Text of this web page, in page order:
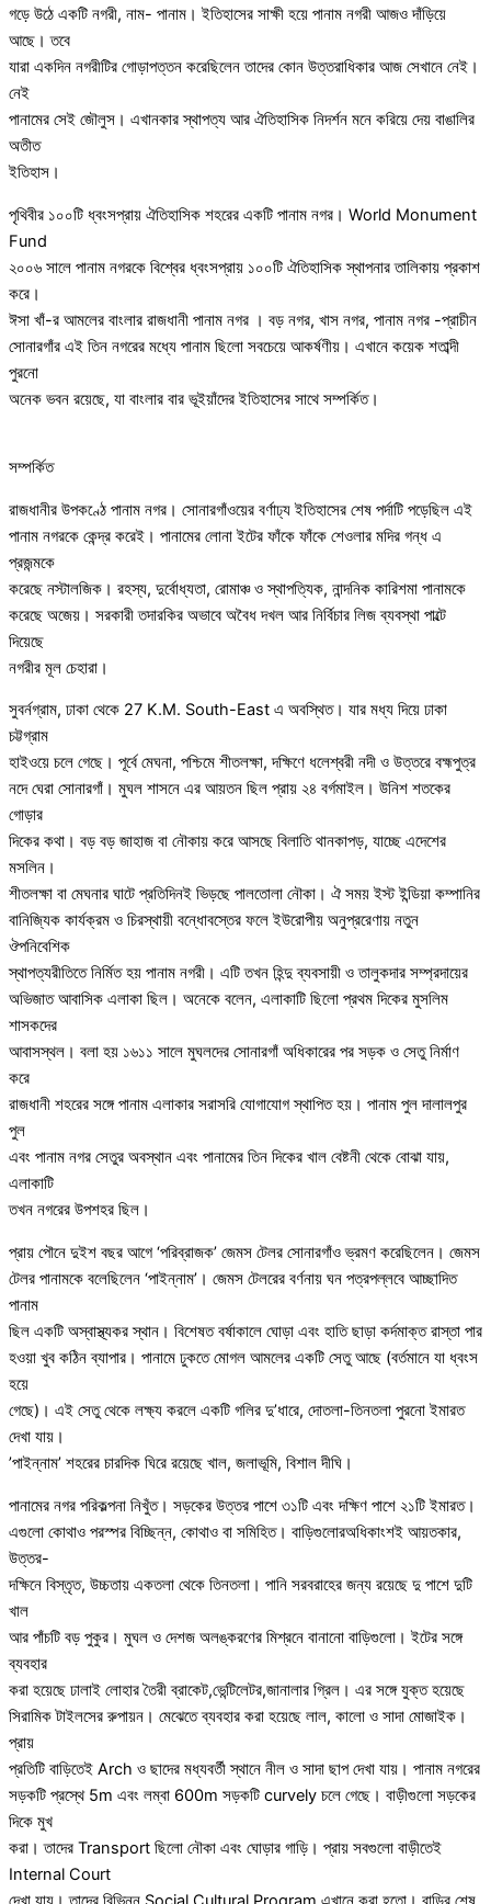
গড়ে উঠে একটি নগরী, নাম- পানাম। ইতিহাসের সাক্ষী হয়ে পানাম নগরী আজও দাঁড়িয়ে
আছে। তবে
যারা একদিন নগরীটির গোড়াপত্তন করেছিলেন তাদের কোন উত্তরাধিকার আজ সেখানে নেই।
নেই
পানামের সেই জৌলুস। এখানকার স্থাপত্য আর ঐতিহাসিক নিদর্শন মনে করিয়ে দেয় বাঙালির
অতীত
ইতিহাস।
পৃথিবীর ১০০টি ধ্বংসপ্রায় ঐতিহাসিক শহরের একটি পানাম নগর। World Monument
Fund
২০০৬ সালে পানাম নগরকে বিশ্বের ধ্বংসপ্রায় ১০০টি ঐতিহাসিক স্থাপনার তালিকায় প্রকাশ
করে।
ঈসা খাঁ-র আমলের বাংলার রাজধানী পানাম নগর । বড় নগর, খাস নগর, পানাম নগর -প্রাচীন
সোনারগাঁর এই তিন নগরের মধ্যে পানাম ছিলো সবচেয়ে আকর্ষণীয়। এখানে কয়েক শতাব্দী
পুরনো
অনেক ভবন রয়েছে, যা বাংলার বার ভূইয়াঁদের ইতিহাসের সাথে সম্পর্কিত।
সম্পর্কিত
রাজধানীর উপকণ্ঠে পানাম নগর। সোনারগাঁওয়ের বর্ণাঢ্য ইতিহাসের শেষ পর্দাটি পড়েছিল এই
পানাম নগরকে কেন্দ্র করেই। পানামের লোনা ইটের ফাঁকে ফাঁকে শেওলার মদির গন্ধ এ
প্রজন্মকে
করেছে নস্টালজিক। রহস্য, দুর্বোধ্যতা, রোমাঞ্চ ও স্থাপত্যিক, নান্দনিক কারিশমা পানামকে
করেছে অজেয়। সরকারী তদারকির অভাবে অবৈধ দখল আর নির্বিচার লিজ ব্যবস্থা পাল্টে
দিয়েছে
নগরীর মূল চেহারা।
সুবর্নগ্রাম, ঢাকা থেকে 27 K.M. South-East এ অবস্থিত। যার মধ্য দিয়ে ঢাকা
চট্টগ্রাম
হাইওয়ে চলে গেছে। পূর্বে মেঘনা, পশ্চিমে শীতলক্ষা, দক্ষিণে ধলেশ্বরী নদী ও উত্তরে বহ্মপুত্র
নদে ঘেরা সোনারগাঁ। মুঘল শাসনে এর আয়তন ছিল প্রায় ২৪ বর্গমাইল। উনিশ শতকের
গোড়ার
দিকের কথা। বড় বড় জাহাজ বা নৌকায় করে আসছে বিলাতি থানকাপড়, যাচ্ছে এদেশের
মসলিন।
শীতলক্ষা বা মেঘনার ঘাটে প্রতিদিনই ভিড়ছে পালতোলা নৌকা। ঐ সময় ইস্ট ইন্ডিয়া কম্পানির
বানিজ্যিক কার্যক্রম ও চিরস্থায়ী বন্ধোবস্তের ফলে ইউরোপীয় অনুপ্ররেণায় নতুন
ঔপনিবেশিক
স্থাপত্যরীতিতে নির্মিত হয় পানাম নগরী। এটি তখন হিন্দু ব্যবসায়ী ও তালুকদার সম্প্রদায়ের
অভিজাত আবাসিক এলাকা ছিল। অনেকে বলেন, এলাকাটি ছিলো প্রথম দিকের মুসলিম
শাসকদের
আবাসস্থল। বলা হয় ১৬১১ সালে মুঘলদের সোনারগাঁ অধিকারের পর সড়ক ও সেতু নির্মাণ
করে
রাজধানী শহরের সঙ্গে পানাম এলাকার সরাসরি যোগাযোগ স্থাপিত হয়। পানাম পুল দালালপুর
পুল
এবং পানাম নগর সেতুর অবস্থান এবং পানামের তিন দিকের খাল বেষ্টনী থেকে বোঝা যায়,
এলাকাটি
তখন নগরের উপশহর ছিল।
প্রায় পৌনে দুইশ বছর আগে ‘পরিব্রাজক’ জেমস টেলর সোনারগাঁও ভ্রমণ করেছিলেন। জেমস
টেলর পানামকে বলেছিলেন ‘পাইন্নাম’। জেমস টেলরের বর্ণনায় ঘন পত্রপল্লবে আচ্ছাদিত
পানাম
ছিল একটি অস্বাস্থ্যকর স্থান। বিশেষত বর্ষাকালে ঘোড়া এবং হাতি ছাড়া কর্দমাক্ত রাস্তা পার
হওয়া খুব কঠিন ব্যাপার। পানামে ঢুকতে মোগল আমলের একটি সেতু আছে (বর্তমানে যা ধ্বংস
হয়ে
গেছে)। এই সেতু থেকে লক্ষ্য করলে একটি গলির দু’ধারে, দোতলা-তিনতলা পুরনো ইমারত
দেখা যায়।
’পাইন্নাম’ শহরের চারদিক ঘিরে রয়েছে খাল, জলাভূমি, বিশাল দীঘি।
পানামের নগর পরিকল্পনা নিখুঁত। সড়কের উত্তর পাশে ৩১টি এবং দক্ষিণ পাশে ২১টি ইমারত।
এগুলো কোথাও পরস্পর বিচ্ছিন্ন, কোথাও বা সমিহিত। বাড়িগুলোরঅধিকাংশই আয়তকার,
উত্তর-
দক্ষিনে বিস্তৃত, উচ্চতায় একতলা থেকে তিনতলা। পানি সরবরাহের জন্য রয়েছে দু পাশে দুটি
খাল
আর পাঁচটি বড় পুকুর। মুঘল ও দেশজ অলঙ্করণের মিশ্রনে বানানো বাড়িগুলো। ইটের সঙ্গে
ব্যবহার
করা হয়েছে ঢালাই লোহার তৈরী ব্রাকেট,ভেন্টিলেটর,জানালার গ্রিল। এর সঙ্গে যুক্ত হয়েছে
সিরামিক টাইলসের রুপায়ন। মেঝেতে ব্যবহার করা হয়েছে লাল, কালো ও সাদা মোজাইক।
প্রায়
প্রতিটি বাড়িতেই Arch ও ছাদের মধ্যবর্তী স্থানে নীল ও সাদা ছাপ দেখা যায়। পানাম নগরের
সড়কটি প্রস্থে 5m এবং লম্বা 600m সড়কটি curvely চলে গেছে। বাড়ীগুলো সড়কের
দিকে মুখ
করা। তাদের Transport ছিলো নৌকা এবং ঘোড়ার গাড়ি। প্রায় সবগুলো বাড়ীতেই
Internal Court